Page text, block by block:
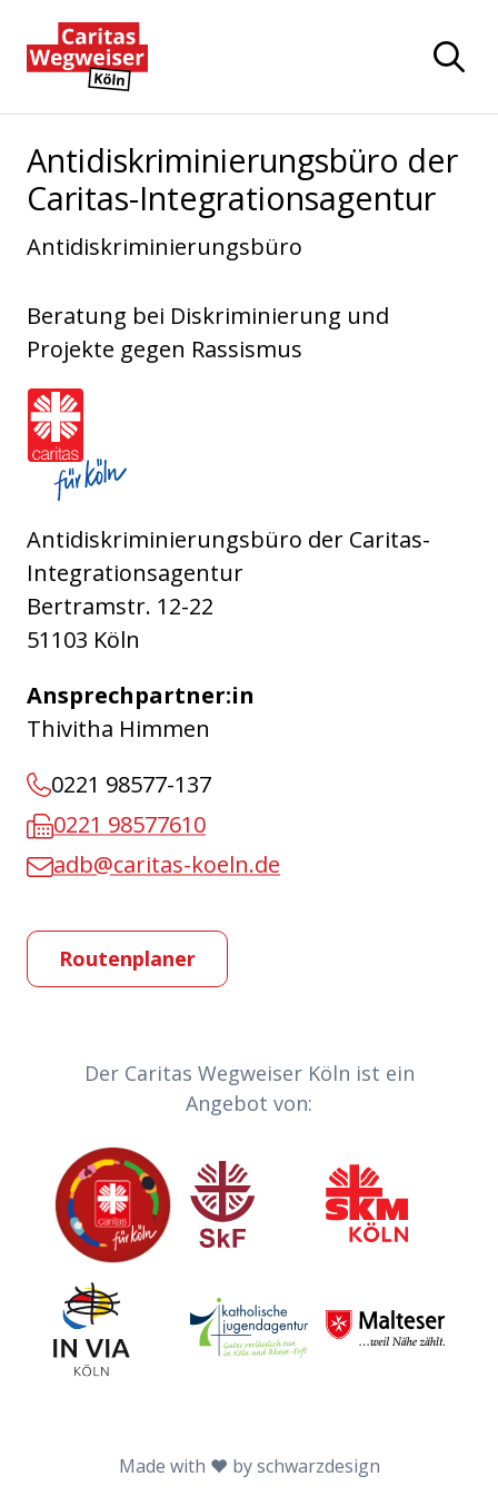
Zur Startseite navigieren
Antidiskriminierungsbüro der
Caritas-Integrationsagentur
Antidiskriminierungsbüro
Beratung bei Diskriminierung und
Projekte gegen Rassismus
Caritasverband für die Stadt Köln e.V.
Antidiskriminierungsbüro der Caritas-
Integrationsagentur
Bertramstr. 12-22
51103 Köln
Ansprechpartner:in
Thivitha Himmen
0221 98577-137
0221 98577610
adb@caritas-koeln.de
Routenplaner
Partner-LinksDer Caritas Wegweiser Köln ist ein
Angebot von:
Caritas
Sozialdienst katholischer
Sozialdienst
Invia
Katholische Jugendagentur Köln
Malteser
Made with ♥ by schwarzdesign